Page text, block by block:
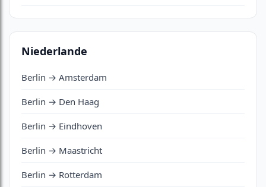
Niederlande
Berlin → Amsterdam
Berlin → Den Haag
Berlin → Eindhoven
Berlin → Maastricht
Berlin → Rotterdam